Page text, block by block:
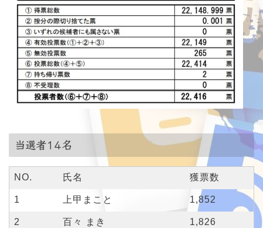
当選者14名
NO. 氏名 獲票数
1 上甲まこと 1,852
2 百々 まき 1,826